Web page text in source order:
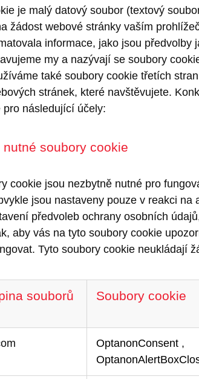
je malý datový soubor (textový
žádost webové stránky vaším
informace, jako jsou
my a nazývají se soubory
také soubory cookie třetích
stránek, které navštěvujete.
pro následující účely:
nutné soubory cookie
cookie jsou nezbytně nutné pro
jsou nastaveny pouze v reakci
předvoleb ochrany osobních
aby vás na tyto soubory cookie
Tyto soubory cookie neukládají
souborů
Soubory cookie
OptanonConsent ,